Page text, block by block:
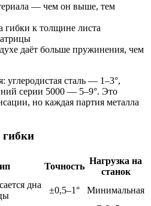
— чем он выше, тем
гибки к толщине листа
даёт больше пружинения, чем
углеродистая сталь — 1–3°,
серии 5000 — 5–9°. Это
но каждая партия металла
гибки
Точность
Нагрузка на
станок
дна
±0,5–1°
Минимальная